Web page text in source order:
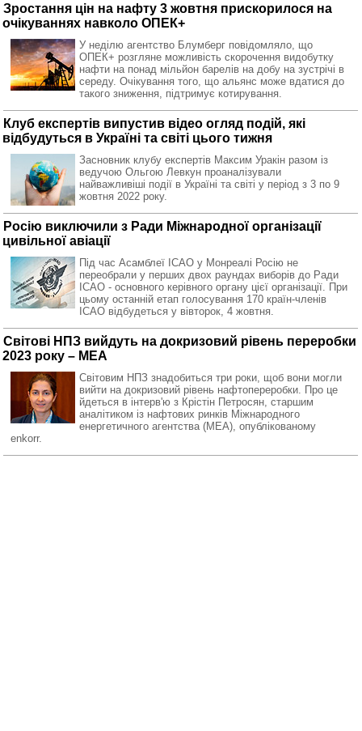
Зростання цін на нафту 3 жовтня прискорилося на
очікуваннях навколо ОПЕК+
У неділю агентство Блумберг повідомляло, що
ОПЕК+ розгляне можливість скорочення видобутку
нафти на понад мільйон барелів на добу на зустрічі в
середу. Очікування того, що альянс може вдатися до
такого зниження, підтримує котирування.
Клуб експертів випустив відео огляд подій, які
відбудуться в Україні та світі цього тижня
Засновник клубу експертів Максим Уракін разом із
ведучою Ольгою Левкун проаналізували
найважливіші події в Україні та світі у період з 3 по 9
жовтня 2022 року.
Росію виключили з Ради Міжнародної організації
цивільної авіації
Під час Асамблеї ІСАО у Монреалі Росію не
переобрали у перших двох раундах виборів до Ради
ІСАО - основного керівного органу цієї організації. При
цьому останній етап голосування 170 країн-членів
ІСАО відбудеться у вівторок, 4 жовтня.
Світові НПЗ вийдуть на докризовий рівень переробки
2023 року – МЕА
Світовим НПЗ знадобиться три роки, щоб вони могли
вийти на докризовий рівень нафтопереробки. Про це
йдеться в інтерв'ю з Крістін Петросян, старшим
аналітиком із нафтових ринків Міжнародного
енергетичного агентства (МЕА), опублікованому
enkorr.